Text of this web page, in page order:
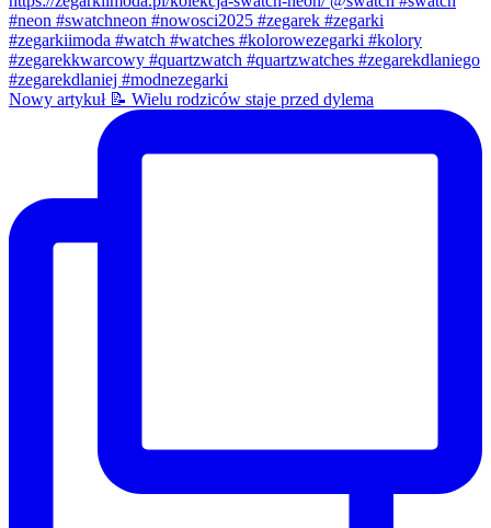
Nowy artykuł 📝 Wielu rodziców staje przed dylema